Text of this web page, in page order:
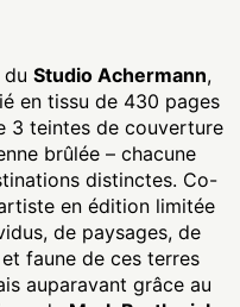
du Studio Achermann,
en tissu de 430 pages
3 teintes de couverture
brûlée – chacune
distinctes. Co-
en édition limitée
de paysages, de
faune de ces terres
auparavant grâce au